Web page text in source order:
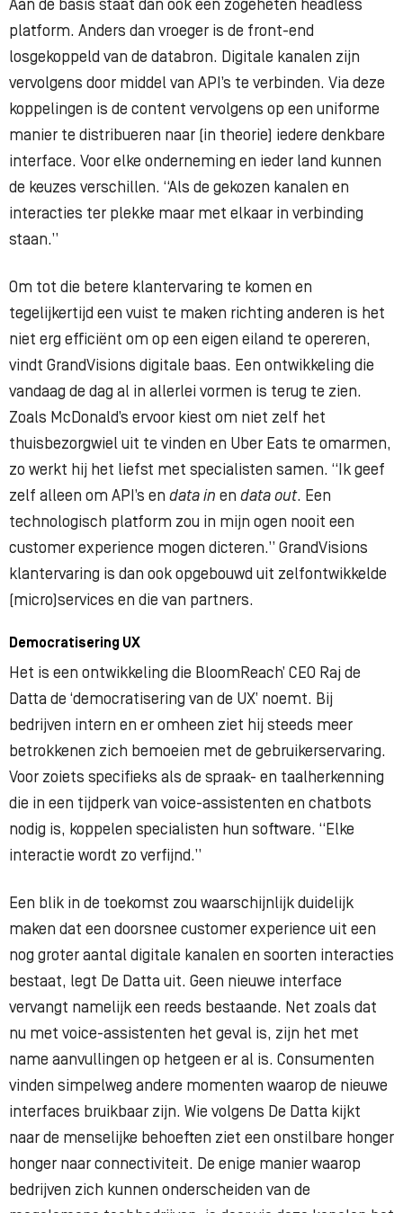
Aan de basis staat dan ook een zogeheten headless
platform. Anders dan vroeger is de front-end
losgekoppeld van de databron. Digitale kanalen zijn
vervolgens door middel van API’s te verbinden. Via deze
koppelingen is de content vervolgens op een uniforme
manier te distribueren naar (in theorie) iedere denkbare
interface. Voor elke onderneming en ieder land kunnen
de keuzes verschillen. “Als de gekozen kanalen en
interacties ter plekke maar met elkaar in verbinding
staan.”
Om tot die betere klantervaring te komen en
tegelijkertijd een vuist te maken richting anderen is het
niet erg efficiënt om op een eigen eiland te opereren,
vindt GrandVisions digitale baas. Een ontwikkeling die
vandaag de dag al in allerlei vormen is terug te zien.
Zoals McDonald’s ervoor kiest om niet zelf het
thuisbezorgwiel uit te vinden en Uber Eats te omarmen,
zo werkt hij het liefst met specialisten samen. “Ik geef
zelf alleen om API’s en data in en data out. Een
technologisch platform zou in mijn ogen nooit een
customer experience mogen dicteren.” GrandVisions
klantervaring is dan ook opgebouwd uit zelfontwikkelde
(micro)services en die van partners.
Democratisering UX
Het is een ontwikkeling die BloomReach’ CEO Raj de
Datta de ‘democratisering van de UX’ noemt. Bij
bedrijven intern en er omheen ziet hij steeds meer
betrokkenen zich bemoeien met de gebruikerservaring.
Voor zoiets specifieks als de spraak- en taalherkenning
die in een tijdperk van voice-assistenten en chatbots
nodig is, koppelen specialisten hun software. “Elke
interactie wordt zo verfijnd.”
Een blik in de toekomst zou waarschijnlijk duidelijk
maken dat een doorsnee customer experience uit een
nog groter aantal digitale kanalen en soorten interacties
bestaat, legt De Datta uit. Geen nieuwe interface
vervangt namelijk een reeds bestaande. Net zoals dat
nu met voice-assistenten het geval is, zijn het met
name aanvullingen op hetgeen er al is. Consumenten
vinden simpelweg andere momenten waarop de nieuwe
interfaces bruikbaar zijn. Wie volgens De Datta kijkt
naar de menselijke behoeften ziet een onstilbare honger
honger naar connectiviteit. De enige manier waarop
bedrijven zich kunnen onderscheiden van de